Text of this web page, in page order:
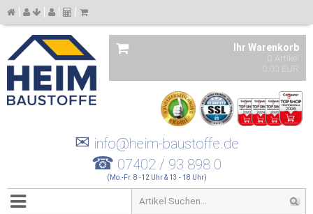
Ihr Warenkorb
0 Artikel
0,00 EUR
✉ info@heim-baustoffe.de
☎ 07402 / 93 898 0
(Mo.-Fr. 8 -12 Uhr & 13 - 18 Uhr)